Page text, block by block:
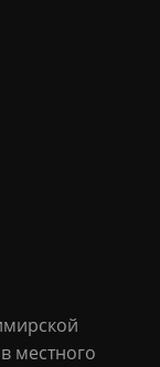
местного